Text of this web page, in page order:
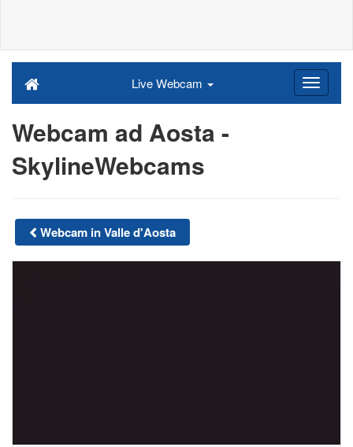
Live Webcam
Webcam ad Aosta -
SkylineWebcams
Webcam in Valle d'Aosta